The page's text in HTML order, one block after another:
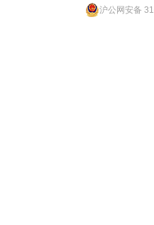
沪公网安备